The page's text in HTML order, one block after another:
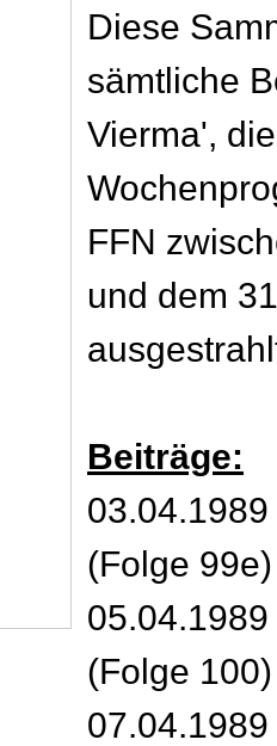
Diese
sämtliche
Vierma',
FFN
und dem
Beiträge:
(Folge 99e)
(Folge 100)